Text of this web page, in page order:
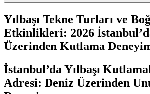
Yılbaşı Tekne Turları ve
Etkinlikleri: 2026
Üzerinden Kutlama
İstanbul’da Yılbaşı
Adresi: Deniz Üzerinden